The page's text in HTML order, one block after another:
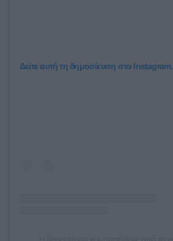
Δείτε αυτή τη δημοσίευση στο Instagram.